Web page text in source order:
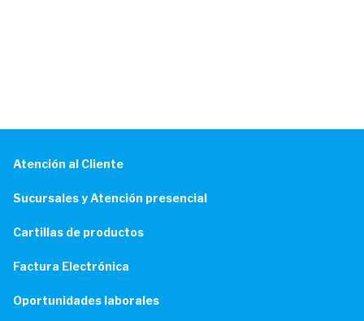
Atención al Cliente
Sucursales y Atención presencial
Cartillas de productos
Factura Electrónica
Oportunidades laborales